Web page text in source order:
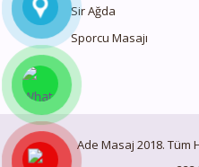
Sir Ağda
Sporcu Masajı
Ade Masaj 2018. Tüm